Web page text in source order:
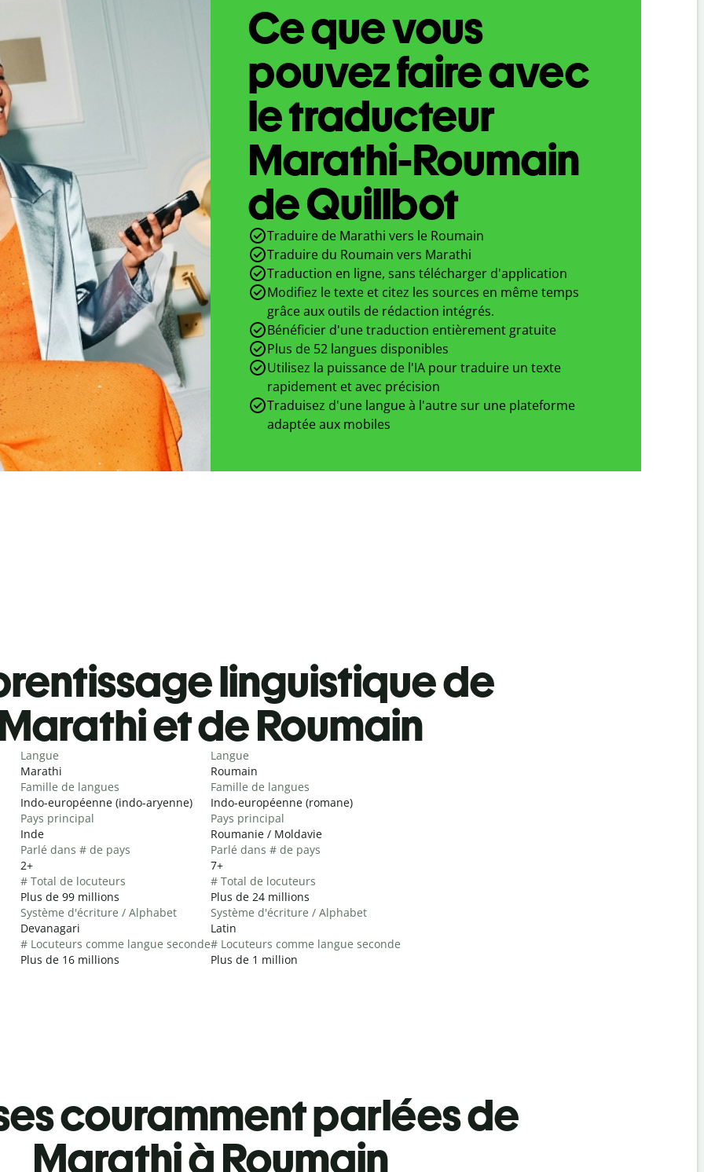
Ce que vous
pouvez faire avec
le traducteur
Marathi-Roumain
de Quillbot
Traduire de Marathi vers le Roumain
Traduire du Roumain vers Marathi
Traduction en ligne, sans télécharger d'application
Modifiez le texte et citez les sources en même temps
grâce aux outils de rédaction intégrés.
Bénéficier d'une traduction entièrement gratuite
Plus de 52 langues disponibles
Utilisez la puissance de l'IA pour traduire un texte
rapidement et avec précision
Traduisez d'une langue à l'autre sur une plateforme
adaptée aux mobiles
linguistique de
et de Roumain
Langue
Marathi
Famille de langues
Indo-européenne (indo-aryenne)
Pays principal
Inde
Parlé dans # de pays
2+
# Total de locuteurs
Plus de 99 millions
Système d'écriture / Alphabet
Devanagari
# Locuteurs comme langue seconde
Plus de 16 millions
Langue
Roumain
Famille de langues
Indo-européenne (romane)
Pays principal
Roumanie / Moldavie
Parlé dans # de pays
7+
# Total de locuteurs
Plus de 24 millions
Système d'écriture / Alphabet
Latin
# Locuteurs comme langue seconde
Plus de 1 million
couramment parlées de
Marathi à Roumain